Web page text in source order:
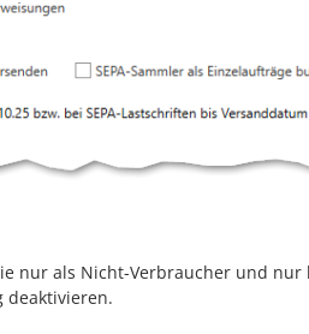
nur als Nicht-Verbraucher und nur
deaktivieren.